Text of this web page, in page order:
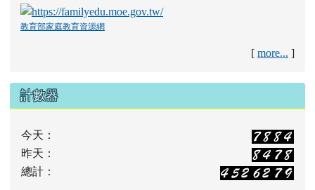
教育部家庭教育資源網
[ more... ]
計數器
今天：
昨天：
總計：